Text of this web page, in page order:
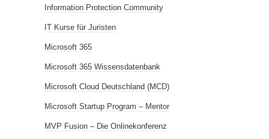
Information Protection Community
IT Kurse für Juristen
Microsoft 365
Microsoft 365 Wissensdatenbank
Microsoft Cloud Deutschland (MCD)
Microsoft Startup Program – Mentor
MVP Fusion – Die Onlinekonferenz